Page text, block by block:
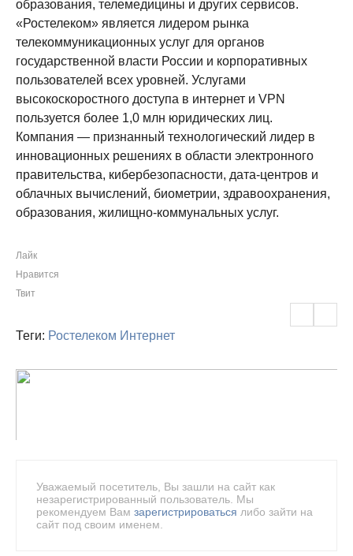
образования, телемедицины и других сервисов.
«Ростелеком» является лидером рынка
телекоммуникационных услуг для органов
государственной власти России и корпоративных
пользователей всех уровней. Услугами
высокоскоростного доступа в интернет и VPN
пользуется более 1,0 млн юридических лиц.
Компания — признанный технологический лидер в
инновационных решениях в области электронного
правительства, кибербезопасности, дата-центров и
облачных вычислений, биометрии, здравоохранения,
образования, жилищно-коммунальных услуг.
Лайк
Нравится
Твит
Теги: Ростелеком Интернет
Уважаемый посетитель, Вы зашли на сайт как
незарегистрированный пользователь. Мы
рекомендуем Вам зарегистрироваться либо зайти на
сайт под своим именем.